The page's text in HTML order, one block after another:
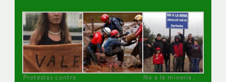
Protestas contra
No a la minería ,